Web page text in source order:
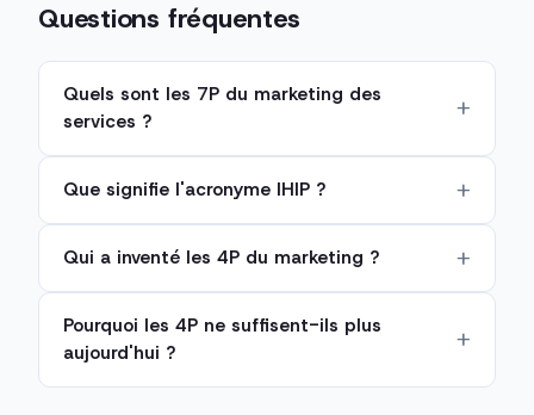
Questions fréquentes
Quels sont les 7P du marketing des
services ?
Que signifie l'acronyme IHIP ?
Qui a inventé les 4P du marketing ?
Pourquoi les 4P ne suffisent-ils plus
aujourd'hui ?